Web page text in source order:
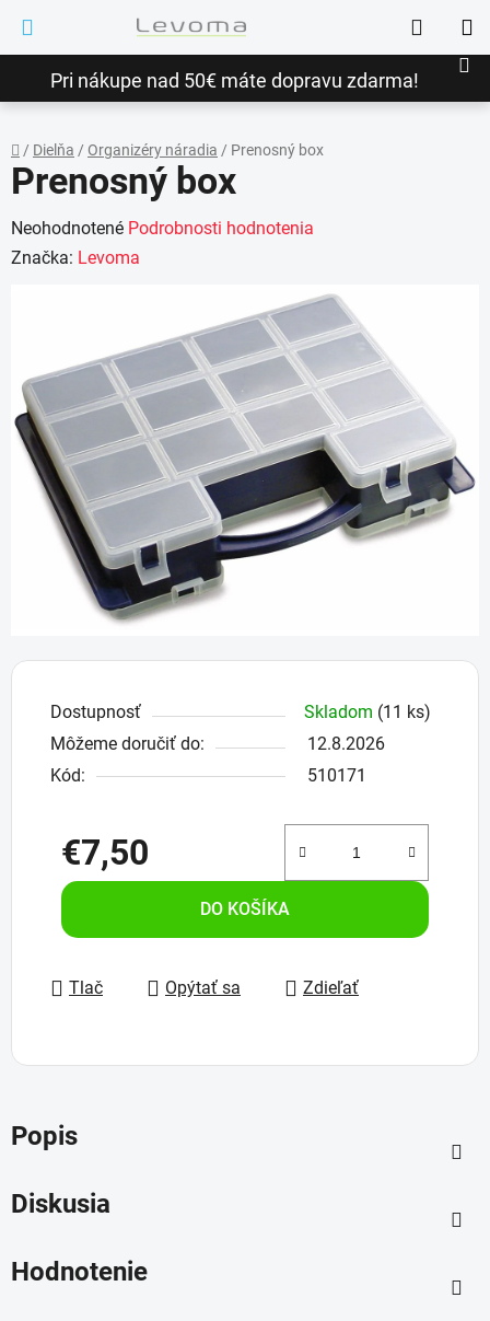
obsah
Pri nákupe nad 50€ máte dopravu zdarma!
Hľadať
Domov
/ Dielňa / Organizéry náradia / Prenosný box
Dostupnosť Skladom (11 ks)
Môžeme doručiť do:
12.8.2026
Kód:
510171
€7,50
Jednotková cena:
DO KOŠÍKA
Tlač Opýtať sa Zdieľať
Prenosný box
Priemerné
hodnotenie
hviezdičiek.
Neohodnotené Podrobnosti hodnotenia
Značka: Levoma
Popis
Diskusia
Hodnotenie